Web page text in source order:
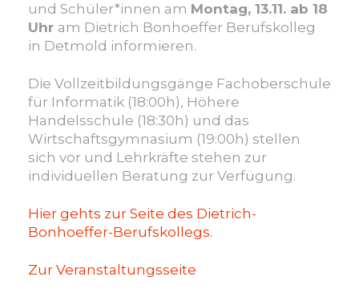
und Schüler*innen am Montag, 13.11. ab 18
Uhr am Dietrich Bonhoeffer Berufskolleg
in Detmold informieren.
Die Vollzeitbildungsgänge Fachoberschule
für Informatik (18:00h), Höhere
Handelsschule (18:30h) und das
Wirtschaftsgymnasium (19:00h) stellen
sich vor und Lehrkräfte stehen zur
individuellen Beratung zur Verfügung.
Hier gehts zur Seite des Dietrich-
Bonhoeffer-Berufskollegs.
Zur Veranstaltungsseite